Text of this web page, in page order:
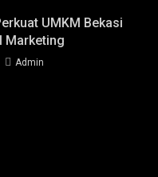
UMKM Bekasi
Marketing
Admin